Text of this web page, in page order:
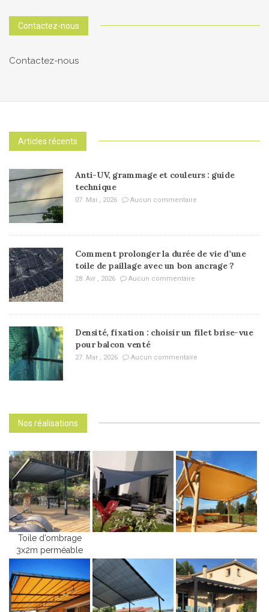
Contactez-nous
Contactez-nous
Articles récents
Anti-UV, grammage et couleurs : guide
technique
07. Mai , 2026 Aucun commentaire
Comment prolonger la durée de vie d’une
toile de paillage avec un bon ancrage ?
28. Avr , 2026 Aucun commentaire
Densité, fixation : choisir un filet brise-vue
pour balcon venté
27. Mar , 2026 Aucun commentaire
Nos réalisations
Toile d’ombrage
3x2m perméable